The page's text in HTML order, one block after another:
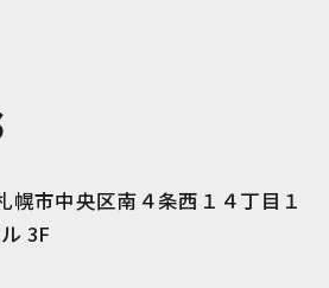
幌市中央区南４条西１４丁目１
3F